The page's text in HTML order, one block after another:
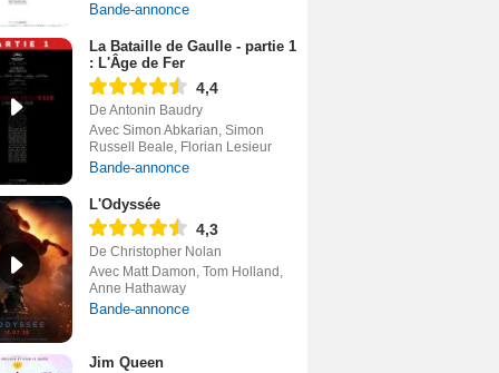
Bande-annonce
La Bataille de Gaulle - partie 1
: L'Âge de Fer
4,4
De Antonin Baudry
Avec Simon Abkarian, Simon
Russell Beale, Florian Lesieur
Bande-annonce
L'Odyssée
4,3
De Christopher Nolan
Avec Matt Damon, Tom Holland,
Anne Hathaway
Bande-annonce
Jim Queen